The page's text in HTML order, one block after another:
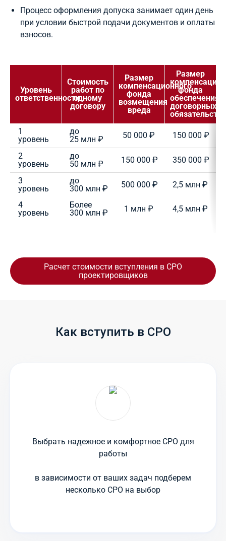
Процесс оформления допуска занимает один день
при условии быстрой подачи документов и оплаты
взносов.
Уровень
ответственности
Стоимость
работ по
одному
договору
Размер
компенсационного
фонда
возмещения
вреда
Размер
фонда
обеспечения
договорных
обязательств
1
уровень
до
25 млн ₽
50 000 ₽ 150 000 ₽
2
уровень
до
50 млн ₽
150 000 ₽ 350 000 ₽
3
уровень
до
300 млн ₽
500 000 ₽ 2,5 млн ₽
4
уровень
Более
300 млн ₽
1 млн ₽ 4,5 млн ₽
Расчет стоимости вступления в СРО
проектировщиков
Как вступить в СРО
Выбрать надежное и комфортное СРО для
работы
в зависимости от ваших задач подберем
несколько СРО на выбор